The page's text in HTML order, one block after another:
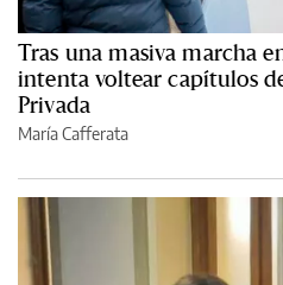
Tras una masiva marcha
intenta voltear capítulos
Privada
María Cafferata